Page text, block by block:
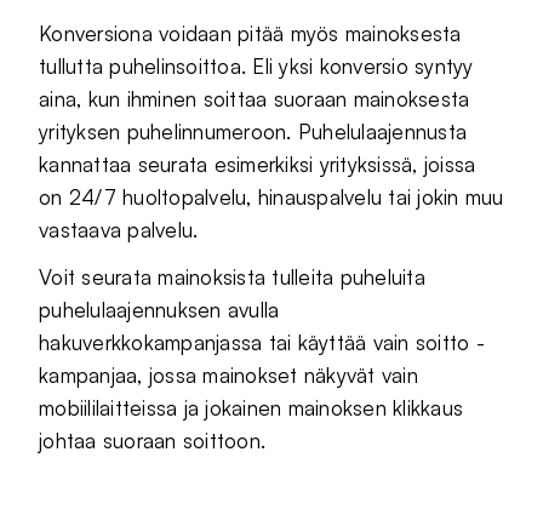
Konversiona voidaan pitää myös mainoksesta
tullutta puhelinsoittoa. Eli yksi konversio syntyy
aina, kun ihminen soittaa suoraan mainoksesta
yrityksen puhelinnumeroon. Puhelulaajennusta
kannattaa seurata esimerkiksi yrityksissä, joissa
on 24/7 huoltopalvelu, hinauspalvelu tai jokin muu
vastaava palvelu.
Voit seurata mainoksista tulleita puheluita
puhelulaajennuksen avulla
hakuverkkokampanjassa tai käyttää vain soitto -
kampanjaa, jossa mainokset näkyvät vain
mobiililaitteissa ja jokainen mainoksen klikkaus
johtaa suoraan soittoon.